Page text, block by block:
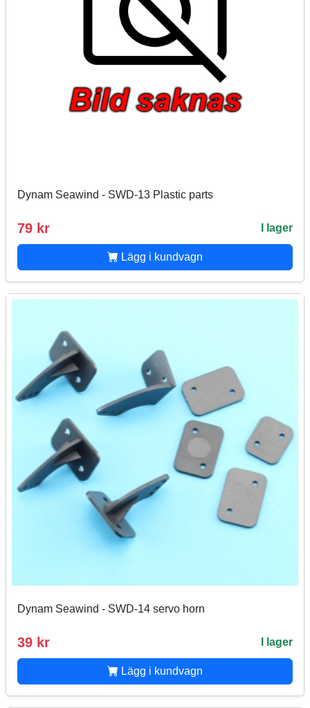
Dynam Seawind - SWD-13 Plastic parts
79 kr I lager
Lägg i kundvagn
Dynam Seawind - SWD-14 servo horn
39 kr I lager
Lägg i kundvagn